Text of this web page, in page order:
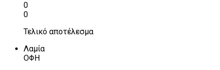
0
0
Τελικό αποτέλεσμα
Λαμία
ΟΦΗ